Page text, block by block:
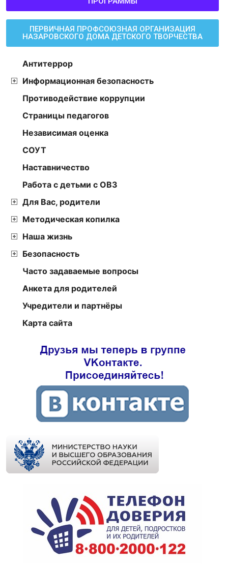
ПЕРВИЧНАЯ ПРОФСОЮЗНАЯ ОРГАНИЗАЦИЯ
НАЗАРОВСКОГО ДОМА ДЕТСКОГО ТВОРЧЕСТВА
Антитеррор
Информационная безопасность
Противодействие коррупции
Страницы педагогов
Независимая оценка
СОУТ
Наставничество
Работа с детьми с ОВЗ
Для Вас, родители
Методическая копилка
Наша жизнь
Безопасность
Часто задаваемые вопросы
Анкета для родителей
Учредители и партнёры
Карта сайта